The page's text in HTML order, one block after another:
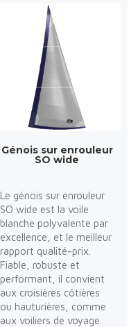
Génois sur enrouleur
SO wide
Le génois sur enrouleur
SO wide est la voile
blanche polyvalente par
excellence, et le meilleur
rapport qualité-prix.
Fiable, robuste et
performant, il convient
aux croisières côtières
ou hauturières, comme
aux voiliers de voyage.